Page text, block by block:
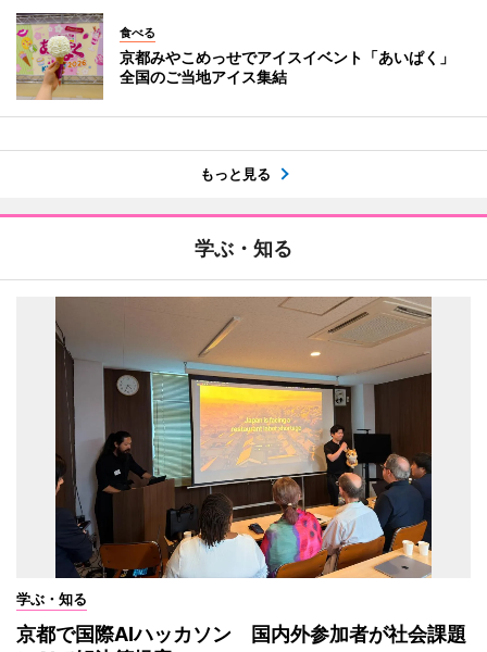
食べる
京都みやこめっせでアイスイベント「あいぱく」
全国のご当地アイス集結
もっと見る
学ぶ・知る
学ぶ・知る
京都で国際AIハッカソン 国内外参加者が社会課題